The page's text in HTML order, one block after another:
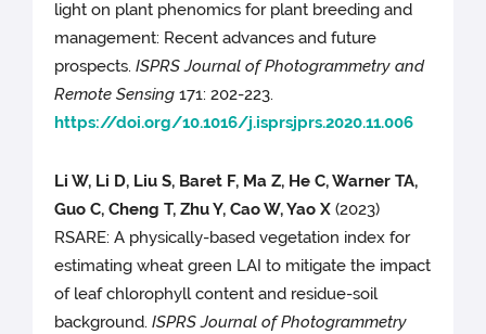
light on plant phenomics for plant breeding and
management: Recent advances and future
prospects.ISPRS Journal of Photogrammetry and
Remote Sensing 171: 202-223.
https://doi.org/10.1016/j.isprsjprs.2020.11.006
Li W, Li D, Liu S, Baret F, Ma Z, He C, Warner TA,
Guo C, Cheng T, Zhu Y, Cao W, Yao X(2023)
RSARE: A physically-based vegetation index for
estimating wheat green LAI to mitigate the impact
of leaf chlorophyll content and residue-soil
background.ISPRS Journal of Photogrammetry